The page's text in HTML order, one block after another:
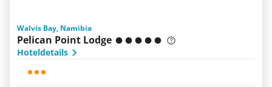
Walvis Bay, Namibia
Pelican Point Lodge
Hoteldetails